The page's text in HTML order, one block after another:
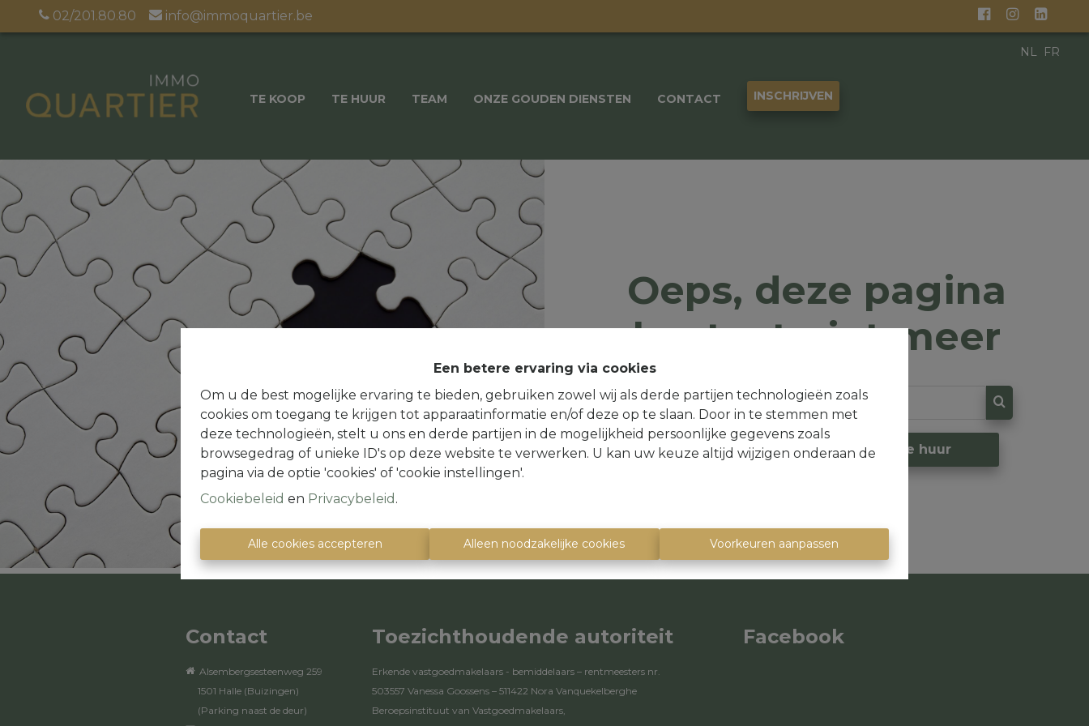
Een betere ervaring via cookies
Om u de best mogelijke ervaring te bieden, gebruiken zowel wij als derde partijen technologieën zoals
cookies om toegang te krijgen tot apparaatinformatie en/of deze op te slaan. Door in te stemmen met
deze technologieën, stelt u ons en derde partijen in de mogelijkheid persoonlijke gegevens zoals
browsegedrag of unieke ID's op deze website te verwerken. U kan uw keuze altijd wijzigen onderaan de
pagina via de optie 'cookies' of 'cookie instellingen'.
Cookiebeleid en Privacybeleid .
Alle cookies accepteren Alleen noodzakelijke cookies Voorkeuren aanpassen
02/201.80.80 info@immoquartier.be
TE KOOP TE HUUR TEAM ONZE GOUDEN DIENSTEN CONTACT INSCHRIJVEN
NL FR
Oeps, deze pagina
bestaat niet meer
Te koop Te huur
Contact
Alsembergsesteenweg 259
1501 Halle (Buizingen)
(Parking naast de deur)
Toezichthoudende autoriteit
Erkende vastgoedmakelaars - bemiddelaars – rentmeesters nr.
503557 Vanessa Goossens – 511422 Nora Vanquekelberghe
Beroepsinstituut van Vastgoedmakelaars,
Facebook